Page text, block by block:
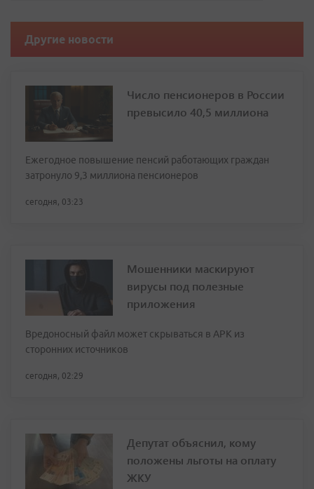
Другие новости
Число пенсионеров в России
превысило 40,5 миллиона
Ежегодное повышение пенсий работающих граждан
затронуло 9,3 миллиона пенсионеров
сегодня, 03:23
Мошенники маскируют
вирусы под полезные
приложения
Вредоносный файл может скрываться в APK из
сторонних источников
сегодня, 02:29
Депутат объяснил, кому
положены льготы на оплату
ЖКУ